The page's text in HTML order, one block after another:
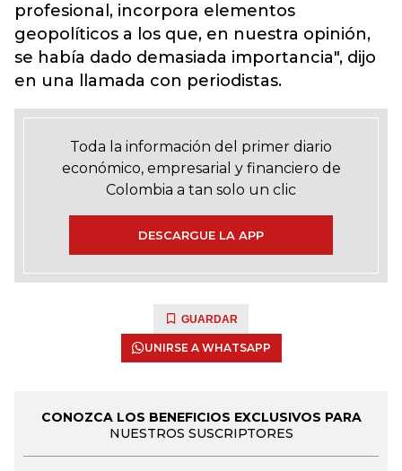
profesional, incorpora elementos
geopolíticos a los que, en nuestra opinión,
se había dado demasiada importancia", dijo
en una llamada con periodistas.
Toda la información del primer diario
económico, empresarial y financiero de
Colombia a tan solo un clic
DESCARGUE LA APP
GUARDAR
UNIRSE A WHATSAPP
CONOZCA LOS BENEFICIOS EXCLUSIVOS PARA
NUESTROS SUSCRIPTORES